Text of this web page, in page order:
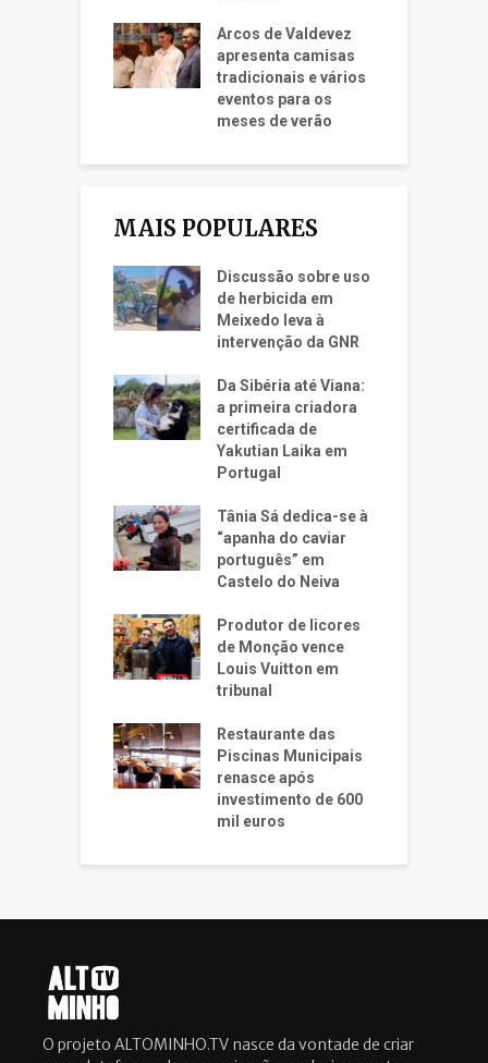
Arcos de Valdevez
apresenta camisas
tradicionais e vários
eventos para os
meses de verão
MAIS POPULARES
Discussão sobre uso
de herbicida em
Meixedo leva à
intervenção da GNR
Da Sibéria até Viana:
a primeira criadora
certificada de
Yakutian Laika em
Portugal
Tânia Sá dedica-se à
“apanha do caviar
português” em
Castelo do Neiva
Produtor de licores
de Monção vence
Louis Vuitton em
tribunal
Restaurante das
Piscinas Municipais
renasce após
investimento de 600
mil euros
O projeto ALTOMINHO.TV nasce da vontade de criar